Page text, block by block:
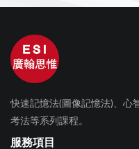
快速記憶法(圖像記憶法)、心
考法等系列課程。
服務項目